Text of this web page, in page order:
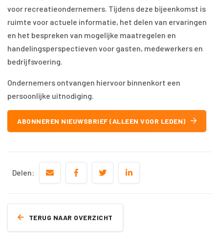
voor recreatieondernemers. Tijdens deze bijeenkomst is
ruimte voor actuele informatie, het delen van ervaringen
en het bespreken van mogelijke maatregelen en
handelingsperspectieven voor gasten, medewerkers en
bedrijfsvoering.
Ondernemers ontvangen hiervoor binnenkort een
persoonlijke uitnodiging.
ABONNEREN NIEUWSBRIEF (ALLEEN VOOR LEDEN)
Delen:
TERUG NAAR OVERZICHT